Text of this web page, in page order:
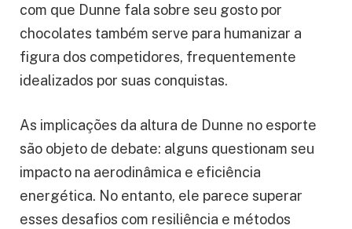
com que Dunne fala sobre seu gosto por
chocolates também serve para humanizar a
figura dos competidores, frequentemente
idealizados por suas conquistas.
As implicações da altura de Dunne no esporte
são objeto de debate: alguns questionam seu
impacto na aerodinâmica e eficiência
energética. No entanto, ele parece superar
esses desafios com resiliência e métodos